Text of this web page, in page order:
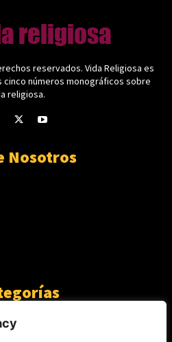
reservados. Vida Religiosa es
cinco números monográficos sobre
religiosa.
Nosotros
DE SEDA